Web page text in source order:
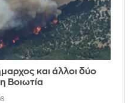
και άλλοι δύο
Βοιωτία